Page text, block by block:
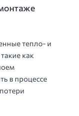
тепло- и
как
в процессе